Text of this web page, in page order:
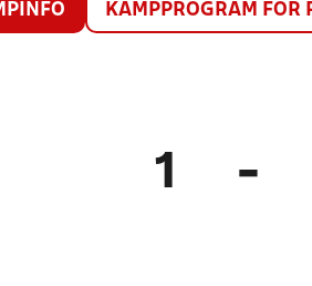
KAMPPROGRAM FOR
1 -